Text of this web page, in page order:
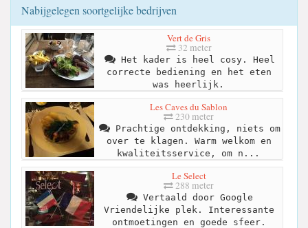
Nabijgelegen soortgelijke bedrijven
Vert de Gris
32 meter
Het kader is heel cosy. Heel
correcte bediening en het eten
was heerlijk.
Les Caves du Sablon
230 meter
Prachtige ontdekking, niets om
over te klagen. Warm welkom en
kwaliteitsservice, om n...
Le Select
288 meter
Vertaald door Google
Vriendelijke plek. Interessante
ontmoetingen en goede sfeer.